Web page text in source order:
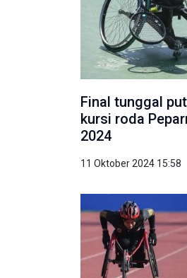
Final tunggal
kursi roda
2024
11 Oktober 2024 15:58